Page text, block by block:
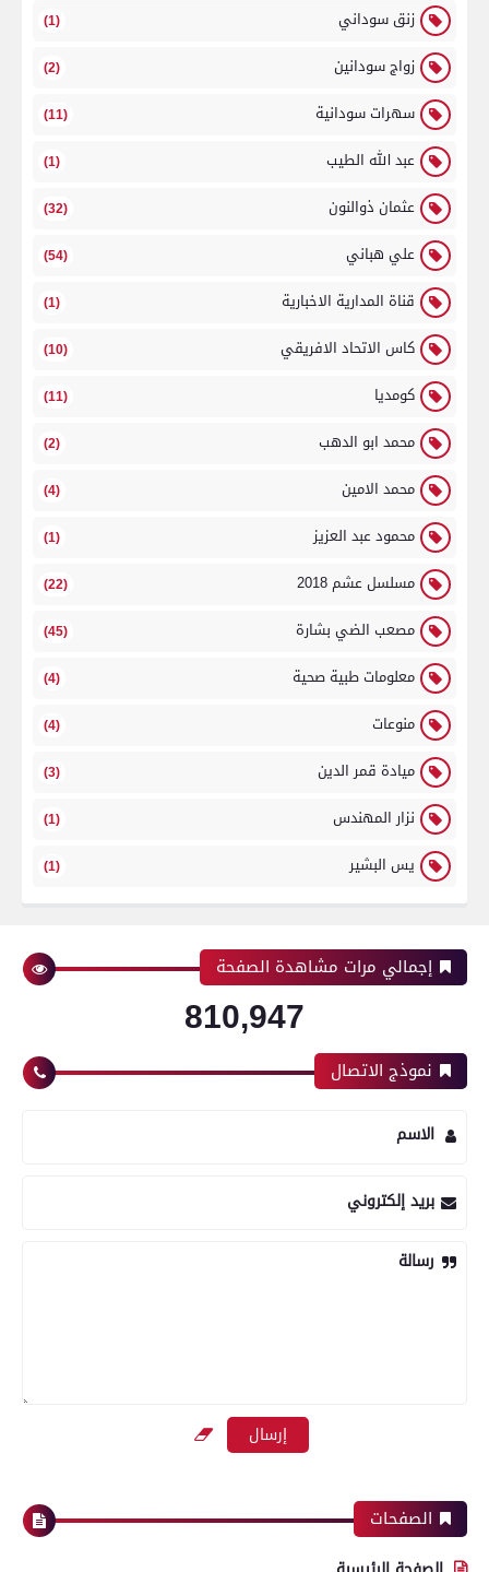
زنق سوداني (1)
زواج سودانين (2)
سهرات سودانية (11)
عبد الله الطيب (1)
عثمان ذوالنون (32)
علي هباني (54)
قناة المدارية الاخبارية (1)
كاس الاتحاد الافريقي (10)
كومديا (11)
محمد ابو الدهب (2)
محمد الامين (4)
محمود عبد العزيز (1)
مسلسل عشم 2018 (22)
مصعب الضي بشارة (45)
معلومات طبية صحية (4)
منوعات (4)
ميادة قمر الدين (3)
نزار المهندس (1)
يس البشير (1)
إجمالي مرات مشاهدة الصفحة
810,947
نموذج الاتصال
الاسم
بريد إلكتروني
رسالة
الصفحات